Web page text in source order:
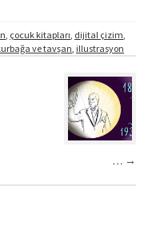
, çocuk kitapları, dijital çizim,
ve tavşan, illustrasyon
… →